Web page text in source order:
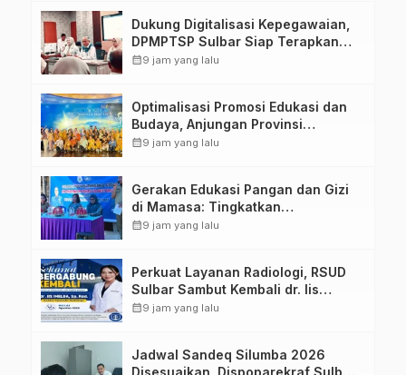
Dukung Digitalisasi Kepegawaian,
DPMPTSP Sulbar Siap Terapkan
Aplikasi FLEKSI ASN
calendar_month9 jam yang lalu
Optimalisasi Promosi Edukasi dan
Budaya, Anjungan Provinsi
Sulawesi Barat Perkuat Kolaborasi
calendar_month9 jam yang lalu
Gerakan Edukasi Pangan dan Gizi
di Mamasa: Tingkatkan
Pengetahuan dan Keterampilan
calendar_month9 jam yang lalu
Perkuat Layanan Radiologi, RSUD
Sulbar Sambut Kembali dr. Iis
Imelda, Sp.Rad
calendar_month9 jam yang lalu
Jadwal Sandeq Silumba 2026
Disesuaikan, Dispoparekraf Sulbar